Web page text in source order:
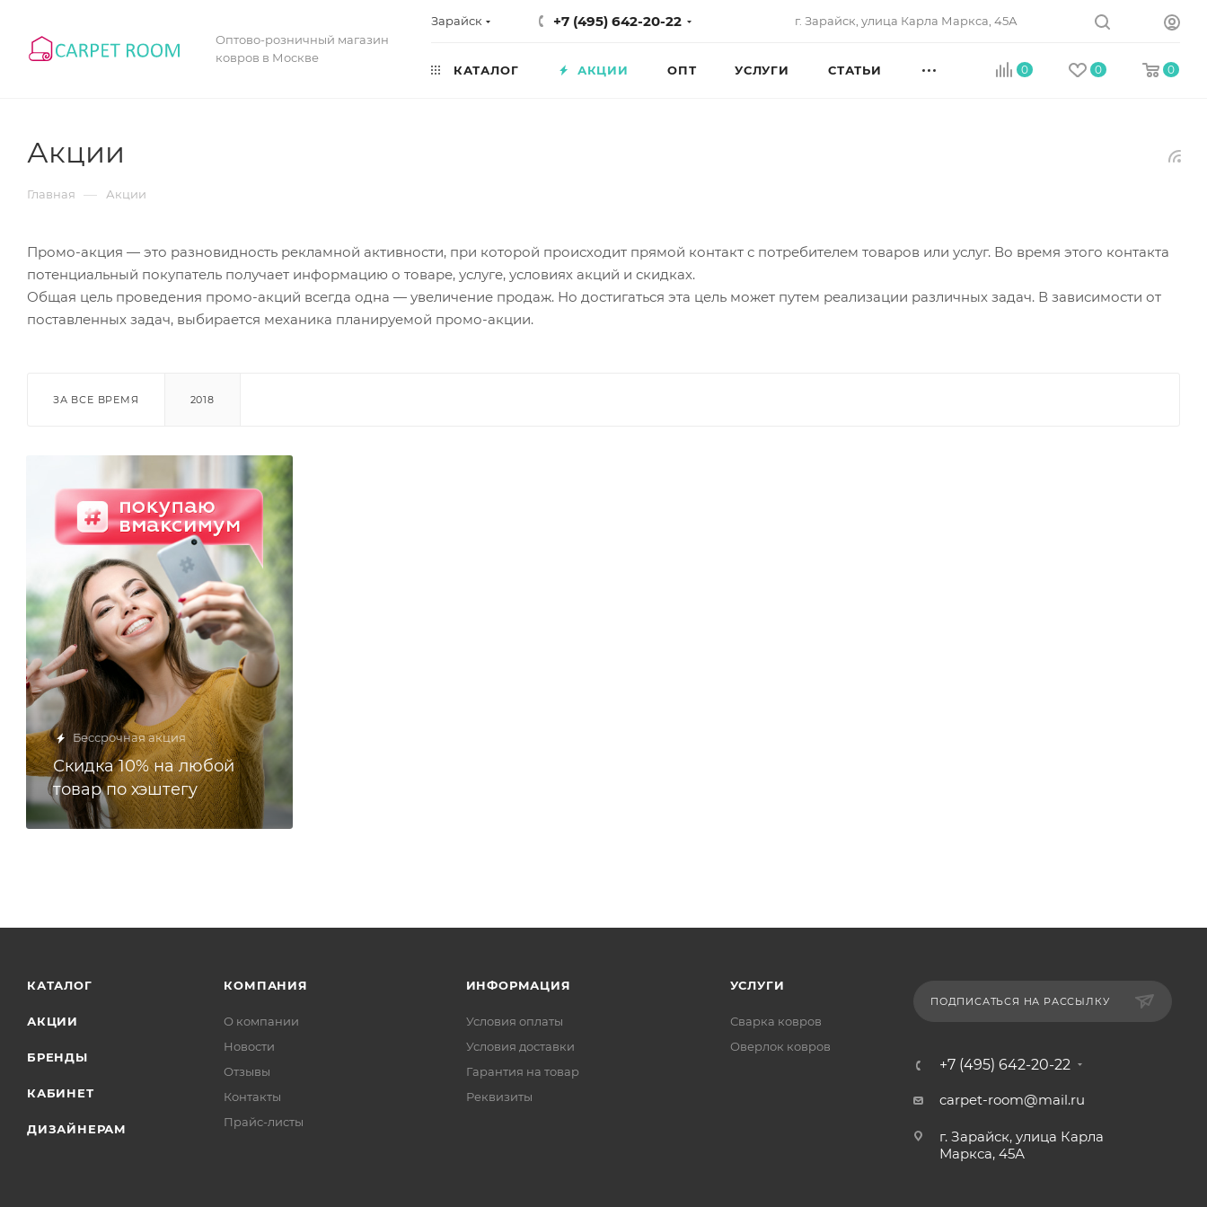
Оптово-розничный магазин
ковров в Москве
Зарайск +7 (495) 642-20-22 г. Зарайск, улица Карла Маркса, 45А
0 0 0
КАТАЛОГ АКЦИИ ОПТ УСЛУГИ СТАТЬИ
Акции
Главная — Акции
Промо-акция — это разновидность рекламной активности, при которой происходит прямой контакт с потребителем товаров или услуг. Во время этого контакта
потенциальный покупатель получает информацию о товаре, услуге, условиях акций и скидках.
Общая цель проведения промо-акций всегда одна — увеличение продаж. Но достигаться эта цель может путем реализации различных задач. В зависимости от
поставленных задач, выбирается механика планируемой промо-акции.
ЗА ВСЕ ВРЕМЯ 2018
Бессрочная акция
Скидка 10% на любой
товар по хэштегу
КАТАЛОГ
АКЦИИ
БРЕНДЫ
КАБИНЕТ
ДИЗАЙНЕРАМ
КОМПАНИЯ
О компании
Новости
Отзывы
Контакты
Прайс-листы
ИНФОРМАЦИЯ
Условия оплаты
Условия доставки
Гарантия на товар
Реквизиты
УСЛУГИ
Сварка ковров
Оверлок ковров
ПОДПИСАТЬСЯ НА РАССЫЛКУ
+7 (495) 642-20-22
carpet-room@mail.ru
г. Зарайск, улица Карла
Маркса, 45А